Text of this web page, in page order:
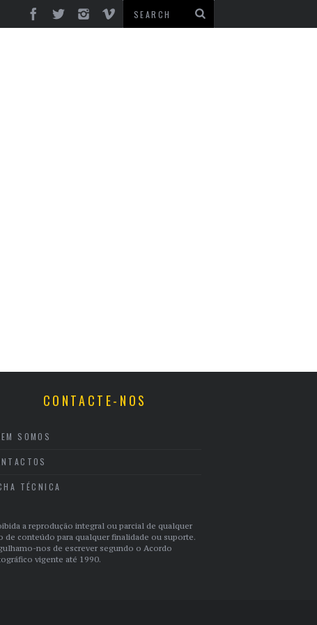
CONTACTE-NOS
SOMOS
TÉCNICA
a reprodução integral ou parcial de qualquer
de conteúdo para qualquer finalidade ou suporte.
nos de escrever segundo o Acordo
vigente até 1990.